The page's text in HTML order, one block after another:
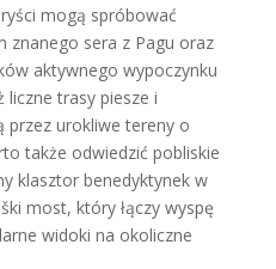
mogą spróbować
znanego sera z Pagu oraz
aktywnego wypoczynku
trasy piesze i
urokliwe tereny o
także odwiedzić pobliskie
klasztor benedyktynek w
most, który łączy wyspę
widoki na okoliczne